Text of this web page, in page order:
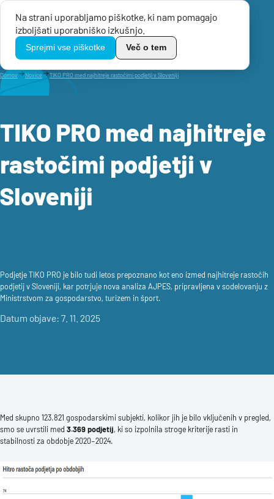
Na strani uporabljamo piškotke, ki nam pomagajo
izboljšati uporabniško izkušnjo.
Sprejmi vse piškotke Več o tem
TikoPro
Menu
Domov Novice TIKO PRO med najhitreje rastočimi podjetji v Sloveniji
TIKO PRO med najhitreje
rastočimi podjetji v
Sloveniji
Podjetje TIKO PRO je bilo tudi letos prepoznano kot eno izmed najhitreje rastočih
podjetij v Sloveniji, kar potrjuje nova analiza AJPES, pripravljena v sodelovanju z
Ministrstvom za gospodarstvo, turizem in šport.
Datum objave: 7. 11. 2025
Med skupno 123.821 gospodarskimi subjekti, kolikor jih je bilo vključenih v pregled,
smo se uvrstili med 3.369 podjetij, ki so izpolnila stroge kriterije rasti in
stabilnosti za obdobje 2020–2024.